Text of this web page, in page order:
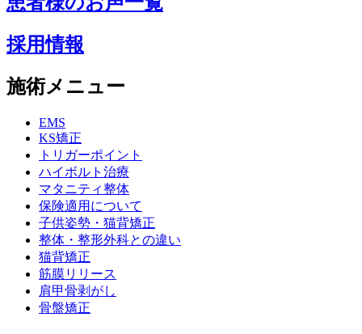
採用情報
施術メニュー
EMS
KS矯正
トリガーポイント
ハイボルト治療
マタニティ整体
保険適用について
子供姿勢・猫背矯正
整体・整形外科との違い
猫背矯正
筋膜リリース
肩甲骨剥がし
骨盤矯正